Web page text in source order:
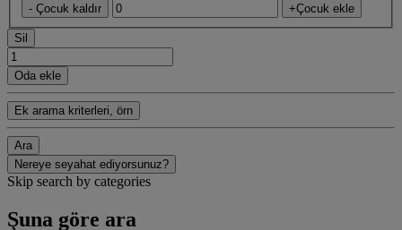
- Çocuk kaldır +Çocuk ekle
Sil
Oda ekle
Ek arama kriterleri, örn
Ara
Nereye seyahat ediyorsunuz?
Skip search by categories
Şuna göre ara